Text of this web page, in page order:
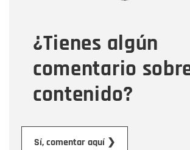
¿Tienes algún
comentario
contenido?
Sí, comentar aquí ❯
Mensaje